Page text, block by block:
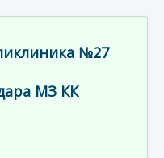
№27
МЗ КК